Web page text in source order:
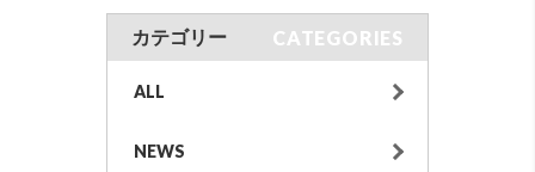
カテゴリー CATEGORIES
ALL
NEWS